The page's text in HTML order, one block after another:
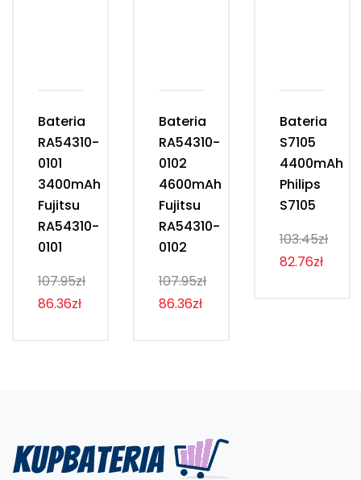
Bateria
RA54310-
0101
3400mAh
Fujitsu
RA54310-
0101
107.95zł
86.36zł
Bateria
RA54310-
0102
4600mAh
Fujitsu
RA54310-
0102
107.95zł
86.36zł
Bateria
S7105
4400mAh
Philips
S7105
103.45zł
82.76zł